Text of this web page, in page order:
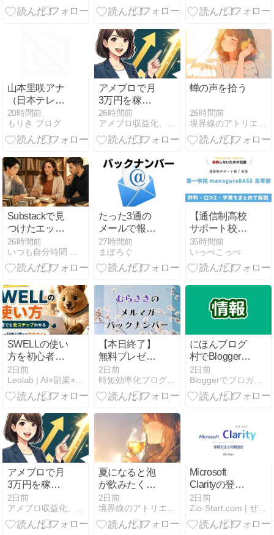
ク Vol.28
う舞台に立つ
山本里咲アナ
（日本テレ
ビ）｜プロフ
ィールや学
歴！ミス國學
演番組まとめ
20時間前
もりき ブログ
アメブロで月
3万円を稼ぐ
ための失敗回
避と収益化ス
テップ完全ガ
26時間前
アメブロ収益化、最短で成果を出す裏技
蝉の声を拾う
26時間前
Substackで見
つけたエッセ
イ｜今日のエ
ッセイ・ラッ
ク Vol.27
26時間前
たった3通の
メールで報酬
5万円 ！ ｜
2026-06-08
17:45
27時間前
まぽろぐ
【通信制高校
サポート校】
第一学院
managaraBASE
高等部の評判
35時間前
いっぺこっぺ
SWELLの使い
方を初心者向
けに解説｜記
事を書く基本
操作と便利ブ
ップ【2026年
最新】
2日前
【本日終了】
無料プレゼン
ト企画は今日
まで
2日前
時短効率化ブログのズボラボ
にほんブログ
村でBloggerの
記事が取得で
きない問題発
生中（2026年
2日前
Bloggerでブロガーになろう
アメブロで月
3万円を稼ぐ
までに私が犯
した数々の致
命的な失敗と
2日前
夏になると泡
が飲みたくな
るよな
2日前
Microsoft
Clarityの登録
方法と
WordPressへ
の導入手順
2日前
Zio-Start.com | ぜったい今よりおもしろく